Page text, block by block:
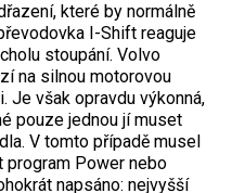
které by normálně
I-Shift reaguje
stoupání. Volvo
na silnou motorovou
Je však opravdu výkonná,
pouze jednou jí muset
V tomto případě musel
program Power nebo
napsáno: nejvyšší